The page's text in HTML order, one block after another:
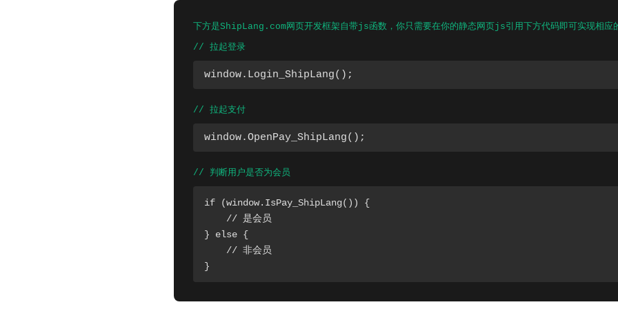
下方是ShipLang.com网页开发框架自带js函数，你只需要在你的静态网页js引用下方代码即可实现相应
// 拉起登录
window.Login_ShipLang();
// 拉起支付
window.OpenPay_ShipLang();
// 判断用户是否为会员
if (window.IsPay_ShipLang()) {
    // 是会员
} else {
    // 非会员
}